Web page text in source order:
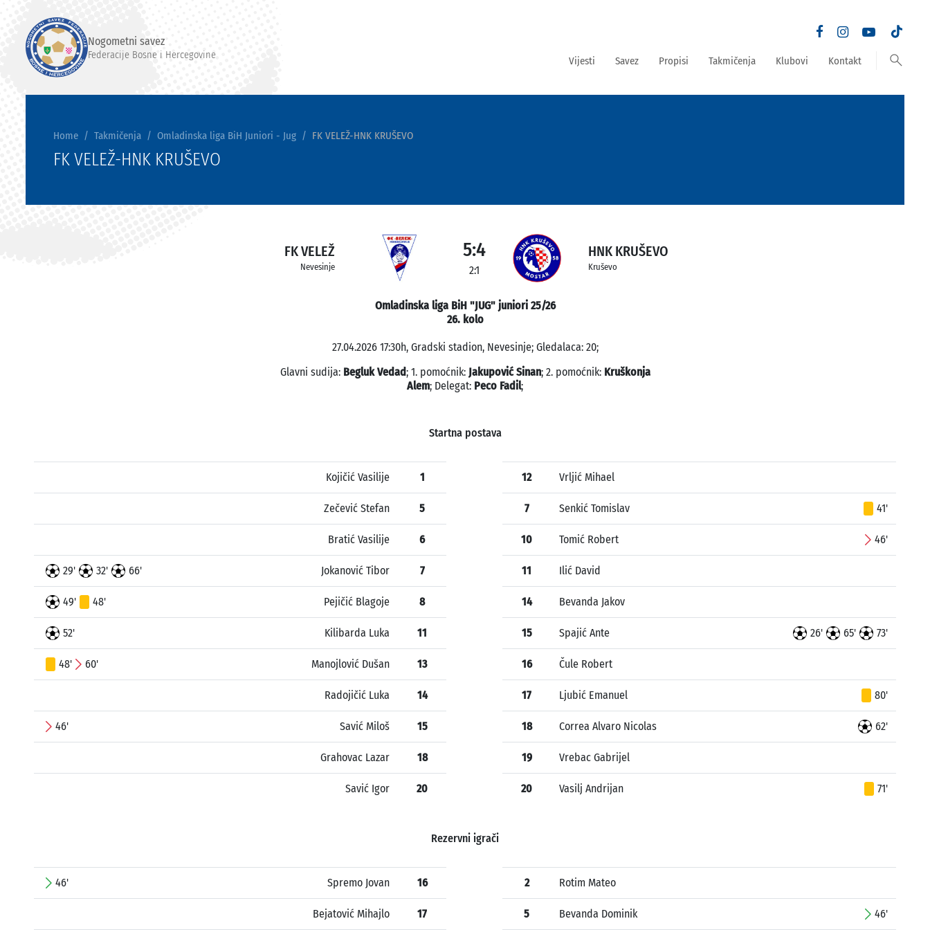
Nogometni savez
Federacije Bosne i Hercegovine Vijesti Savez Propisi Takmičenja Klubovi Kontakt search
Home Takmičenja Omladinska liga BiH Juniori - Jug FK VELEŽ-HNK KRUŠEVO
FK VELEŽ-HNK KRUŠEVO
FK VELEŽ
Nevesinje
5:4
2:1
HNK KRUŠEVO
Kruševo
Omladinska liga BiH "JUG" juniori 25/26
26. kolo
27.04.2026 17:30h, Gradski stadion, Nevesinje; Gledalaca: 20;
Glavni sudija: Begluk Vedad; 1. pomoćnik: Jakupović Sinan; 2. pomoćnik: Kruškonja
Alem; Delegat: Peco Fadil;
Startna postava
Kojičić Vasilije 1
Zečević Stefan 5
Bratić Vasilije 6
29' 32' 66' Jokanović Tibor 7
49' 48' Pejičić Blagoje 8
52' Kilibarda Luka 11
48' 60' Manojlović Dušan 13
Radojičić Luka 14
46' Savić Miloš 15
Grahovac Lazar 18
Savić Igor 20
12 Vrljić Mihael
7 Senkić Tomislav 41'
10 Tomić Robert 46'
11 Ilić David
14 Bevanda Jakov
15 Spajić Ante 26' 65' 73'
16 Čule Robert
17 Ljubić Emanuel 80'
18 Correa Alvaro Nicolas 62'
19 Vrebac Gabrijel
20 Vasilj Andrijan 71'
Rezervni igrači
46' Spremo Jovan 16
Bejatović Mihajlo 17
2 Rotim Mateo
5 Bevanda Dominik 46'